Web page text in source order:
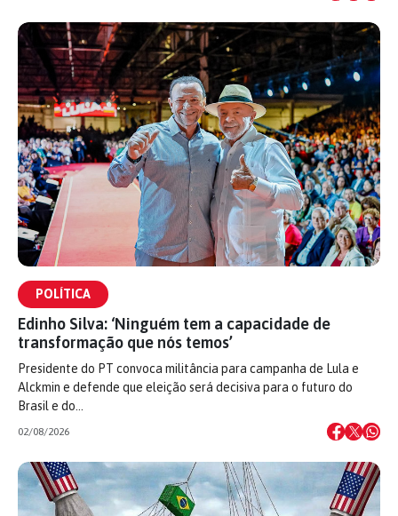
POLÍTICA
Edinho Silva: ‘Ninguém tem a capacidade de
transformação que nós temos’
Presidente do PT convoca militância para campanha de Lula e
Alckmin e defende que eleição será decisiva para o futuro do
Brasil e do…
02/08/2026